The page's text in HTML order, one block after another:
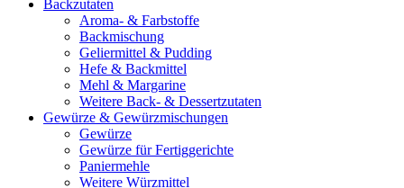
Backzutaten
Aroma- & Farbstoffe
Backmischung
Geliermittel & Pudding
Hefe & Backmittel
Mehl & Margarine
Weitere Back- & Dessertzutaten
Gewürze & Gewürzmischungen
Gewürze
Gewürze für Fertiggerichte
Paniermehle
Weitere Würzmittel